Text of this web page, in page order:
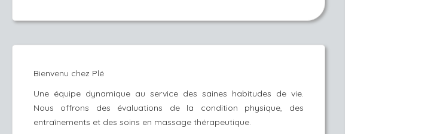
Bienvenu chez Plé
Une équipe dynamique au service des saines habitudes de vie.
Nous offrons des évaluations de la condition physique, des
entraînements et des soins en massage thérapeutique.